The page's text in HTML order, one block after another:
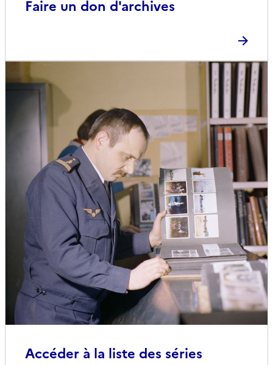
Faire un don d'archives
Accéder à la liste des séries